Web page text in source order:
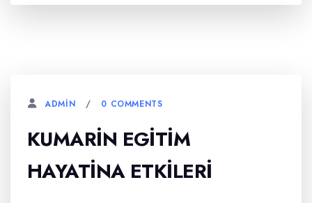
ADMIN 0 COMMENTS
KUMARIN EGITIM
HAYATINA ETKILERI